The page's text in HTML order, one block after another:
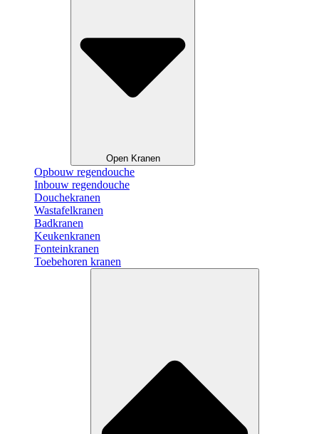
Open Kranen
Opbouw regendouche
Inbouw regendouche
Douchekranen
Wastafelkranen
Badkranen
Keukenkranen
Fonteinkranen
Toebehoren kranen